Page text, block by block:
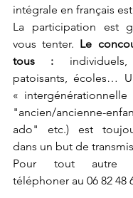
intégrale en français
La participation est
vous tenter. Le
tous :
patoisants, écoles…
«
"ancien/ancienne-
ado" etc.) est
dans un but de
Pour tout autre
téléphoner au 06 82 48